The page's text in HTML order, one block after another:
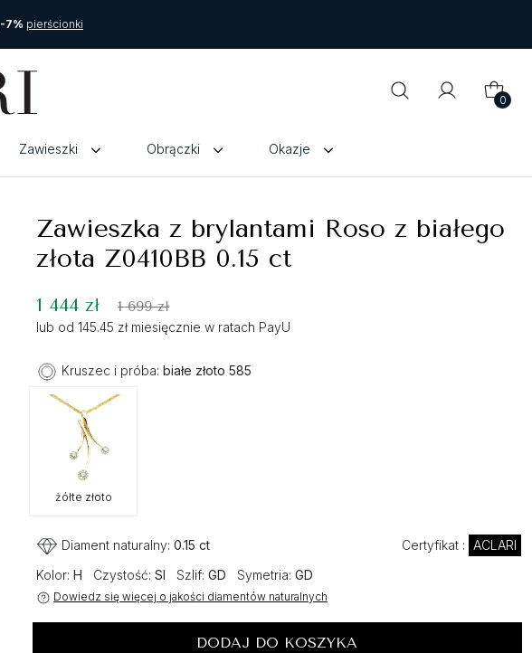
-7% pierścionki
0
Zawieszki Obrączki Okazje
Zawieszka z brylantami Roso z białego
złota Z0410BB 0.15 ct
1 444 zł 1 699 zł
lub od 145.45 zł miesięcznie w ratach PayU
Kruszec i próba: białe złoto 585
żółte złoto
Diament naturalny: 0.15 ct Certyfikat : ACLARI
Kolor: H Czystość: SI Szlif: GD Symetria: GD
Dowiedz się więcej o jakości diamentów naturalnych
DODAJ DO KOSZYKA